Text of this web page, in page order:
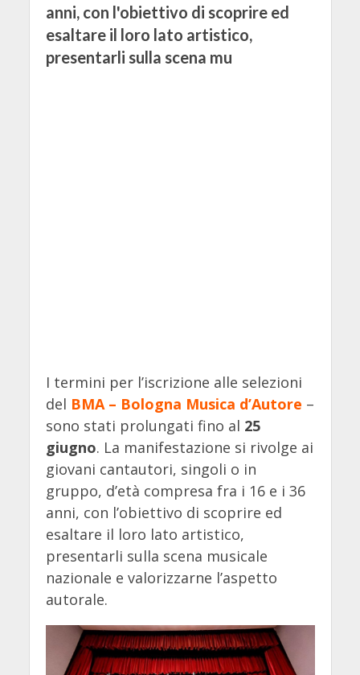
anni, con l'obiettivo di scoprire ed
esaltare il loro lato artistico,
presentarli sulla scena mu
I termini per l’iscrizione alle selezioni
del BMA – Bologna Musica d’Autore –
sono stati prolungati fino al 25
giugno. La manifestazione si rivolge ai
giovani cantautori, singoli o in
gruppo, d’età compresa fra i 16 e i 36
anni, con l’obiettivo di scoprire ed
esaltare il loro lato artistico,
presentarli sulla scena musicale
nazionale e valorizzarne l’aspetto
autorale.